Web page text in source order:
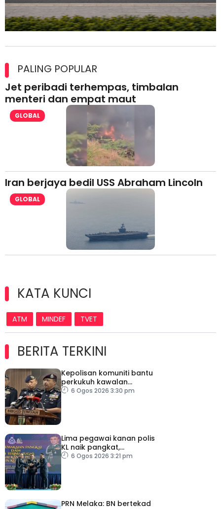
lesen separuh pertama 2026
PALING POPULAR
Jet peribadi terhempas, timbalan
menteri dan empat maut
GLOBAL
Iran berjaya bedil USS Abraham Lincoln
GLOBAL
KATA KUNCI
ATM MINDEF TVET
BERITA TERKINI
Kepolisan komuniti bantu
perkukuh kawalan
sempadan, kekang
6 Ogos 2026 3:30 pm
Lima pegawai kanan polis
KL naik pangkat,
perkukuh kepimpinan
6 Ogos 2026 3:21 pm
PRN Melaka: BN bertekad